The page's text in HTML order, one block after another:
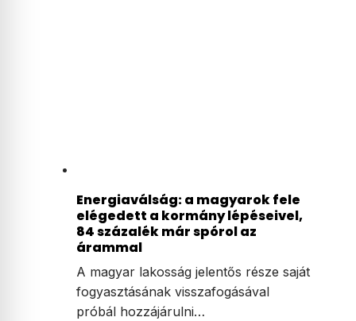
Energiaválság: a magyarok fele
elégedett a kormány lépéseivel,
84 százalék már spórol az
árammal
A magyar lakosság jelentős része saját
fogyasztásának visszafogásával
próbál hozzájárulni…